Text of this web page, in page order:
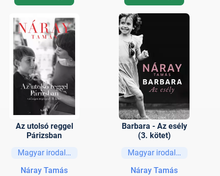
Az utolsó reggel
Párizsban
Magyar irodalom
Náray Tamás
Barbara - Az esély
(3. kötet)
Magyar irodalom
Náray Tamás